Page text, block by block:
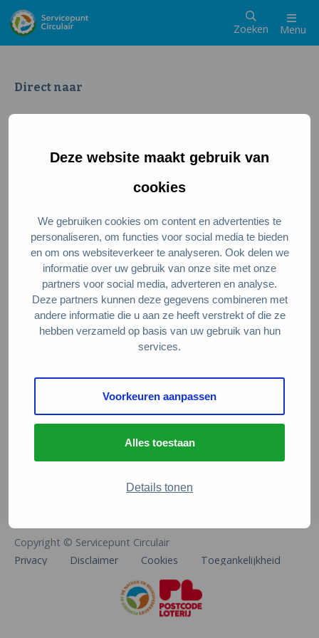
Deze website maakt gebruik van
cookies
We gebruiken cookies om content en advertenties te
personaliseren, om functies voor social media te bieden
en om ons websiteverkeer te analyseren. Ook delen we
informatie over uw gebruik van onze site met onze
partners voor social media, adverteren en analyse.
Deze partners kunnen deze gegevens combineren met
andere informatie die u aan ze heeft verstrekt of die ze
hebben verzameld op basis van uw gebruik van hun
services.
Voorkeuren aanpassen
Alles toestaan
Details tonen
Zoeken Menu
Direct naar
Wat is een circulaire samenleving
Meedoen als ondernemer
Circulaire producten en diensten
Wie zijn wij?
Over ons
Stel je vraag
Servicepunt Team
Veelgestelde vragen
De Natuur en Milieufederaties
Arthur van Schendelstraat 600
info@natuurenmilieufederaties.nl
Copyright © Servicepunt Circulair
Privacy
Disclaimer Cookies Toegankelijkheid